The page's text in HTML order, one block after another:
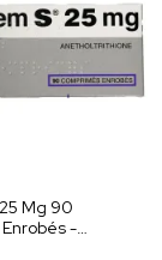
Mg 90
-
de la bouche et